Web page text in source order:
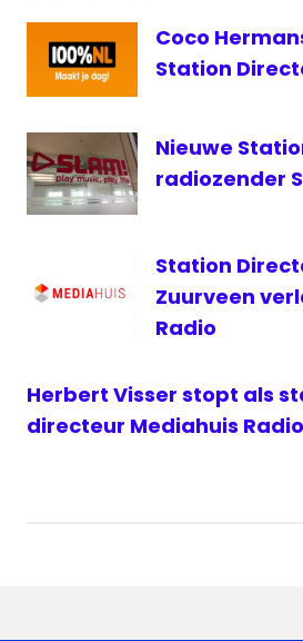
Coco
Station
Nieuwe
radiozender
Station
Zuurveen
Radio
Herbert Visser stopt als
directeur Mediahuis Radio